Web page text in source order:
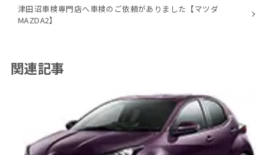
津田沼車検専門店へ車検のご依頼がありました【マツダ
MAZDA2】
関連記事